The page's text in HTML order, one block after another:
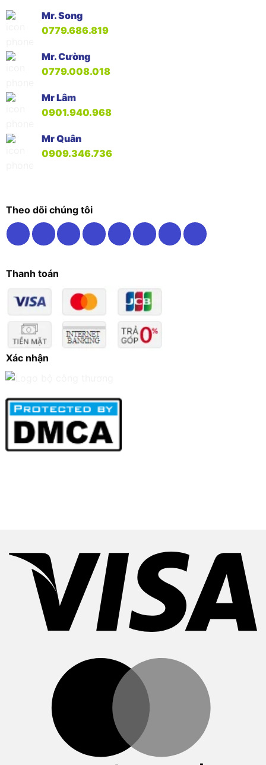
Mr. Song
0779.686.819
Mr. Cường
0779.008.018
Mr Lâm
0901.940.968
Mr Quân
0909.346.736
Theo dõi chúng tôi
Thanh toán
Xác nhận